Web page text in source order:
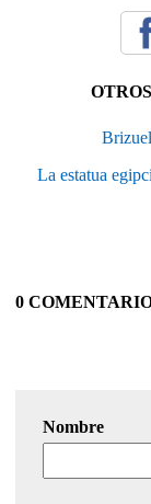
La estatua
0
Nombre